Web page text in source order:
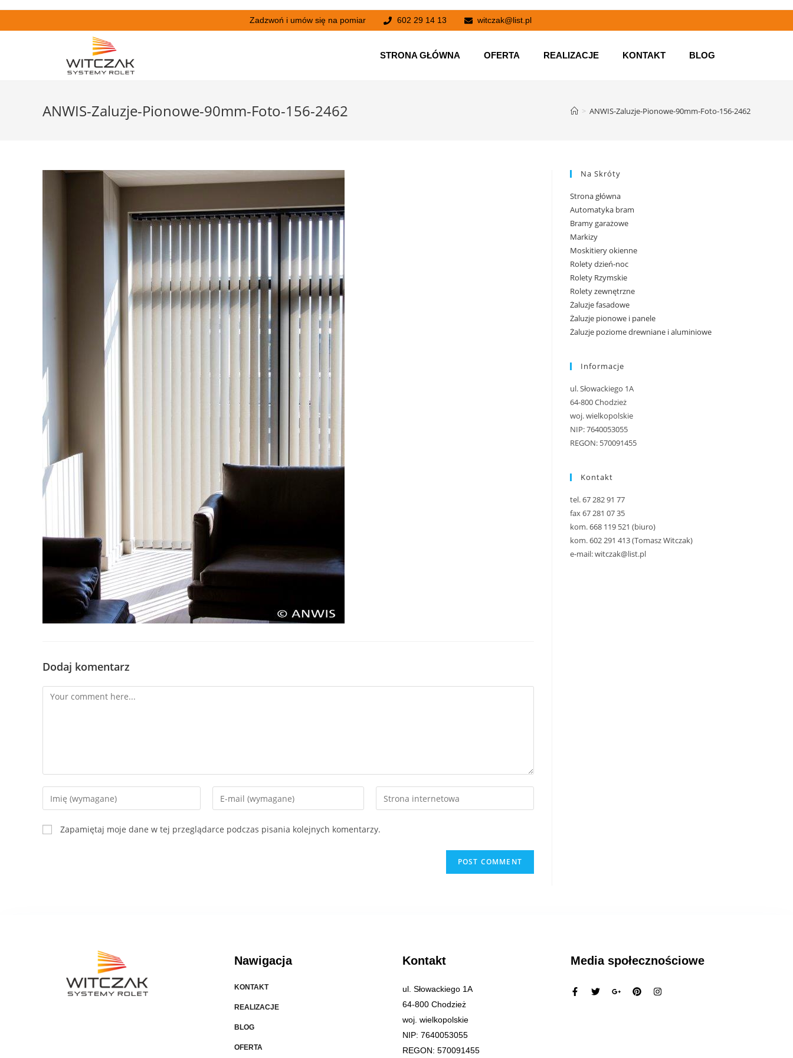
Zadzwoń i umów się na pomiar 602 29 14 13 witczak@list.pl
STRONA GŁÓWNA OFERTA REALIZACJE KONTAKT BLOG
ANWIS-Zaluzje-Pionowe-90mm-Foto-156-2462 > ANWIS-Zaluzje-Pionowe-90mm-Foto-156-2462
Dodaj komentarz
Zapamiętaj moje dane w tej przeglądarce podczas pisania kolejnych komentarzy.
Na Skróty
Strona główna
Automatyka bram
Bramy garażowe
Markizy
Moskitiery okienne
Rolety dzień-noc
Rolety Rzymskie
Rolety zewnętrzne
Żaluzje fasadowe
Żaluzje pionowe i panele
Żaluzje poziome drewniane i aluminiowe
Informacje
ul. Słowackiego 1A
64-800 Chodzież
woj. wielkopolskie
NIP: 7640053055
REGON: 570091455
Kontakt
tel. 67 282 91 77
fax 67 281 07 35
kom. 668 119 521 (biuro)
kom. 602 291 413 (Tomasz Witczak)
e-mail: witczak@list.pl
Nawigacja
KONTAKT
REALIZACJE
BLOG
OFERTA
Kontakt
ul. Słowackiego 1A
64-800 Chodzież
woj. wielkopolskie
NIP: 7640053055
REGON: 570091455
Media społecznościowe